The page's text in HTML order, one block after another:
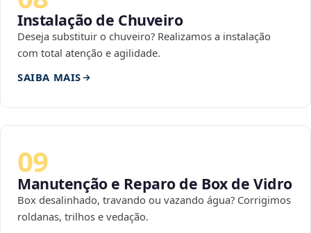
Instalação de Chuveiro
Deseja substituir o chuveiro? Realizamos a instalação
com total atenção e agilidade.
SAIBA MAIS
09
Manutenção e Reparo de Box de Vidro
Box desalinhado, travando ou vazando água? Corrigimos
roldanas, trilhos e vedação.